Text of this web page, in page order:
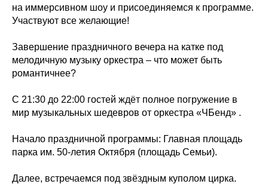
на иммерсивном шоу и присоединяемся к программе.
Участвуют все желающие!
Завершение праздничного вечера на катке под
мелодичную музыку оркестра – что может быть
романтичнее?
С 21:30 до 22:00 гостей ждёт полное погружение в
мир музыкальных шедевров от оркестра «ЧБенд» .
Начало праздничной программы: Главная площадь
парка им. 50-летия Октября (площадь Семьи).
Далее, встречаемся под звёздным куполом цирка.